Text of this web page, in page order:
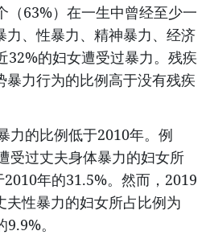
（63%）在一生中曾经至少一
力、性暴力、精神暴力、经济
32%的妇女遭受过暴力。残疾
暴力行为的比例高于没有残疾
力的比例低于2010年。例
受过丈夫身体暴力的妇女所
年的31.5%。然而，2019
夫性暴力的妇女所占比例为
。